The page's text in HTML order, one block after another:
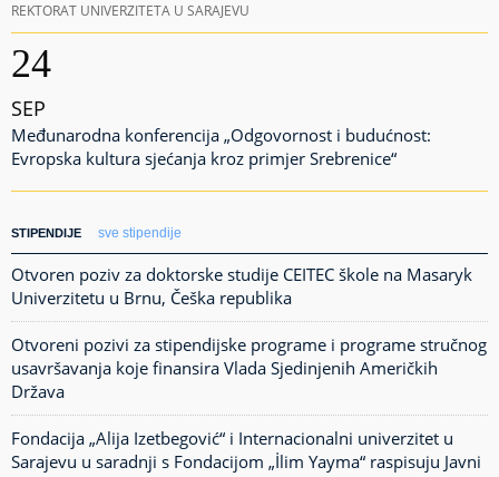
REKTORAT UNIVERZITETA U SARAJEVU
24
SEP
Međunarodna konferencija „Odgovornost i budućnost:
Evropska kultura sjećanja kroz primjer Srebrenice“
STIPENDIJE sve stipendije
Otvoren poziv za doktorske studije CEITEC škole na Masaryk
Univerzitetu u Brnu, Češka republika
Otvoreni pozivi za stipendijske programe i programe stručnog
usavršavanja koje finansira Vlada Sjedinjenih Američkih
Država
Fondacija „Alija Izetbegović“ i Internacionalni univerzitet u
Sarajevu u saradnji s Fondacijom „İlim Yayma“ raspisuju Javni